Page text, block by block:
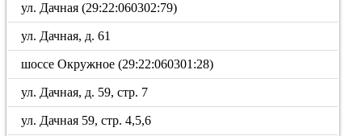
ул. Дачная (29:22:060302:79)
ул. Дачная, д. 61
шоссе Окружное (29:22:060301:28)
ул. Дачная, д. 59, стр. 7
ул. Дачная 59, стр. 4,5,6